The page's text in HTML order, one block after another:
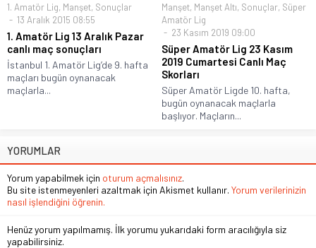
1. Amatör Lig, Manşet, Sonuçlar
13 Aralık 2015 08:55
1. Amatör Lig 13 Aralık Pazar
canlı maç sonuçları
İstanbul 1. Amatör Lig’de 9. hafta
maçları bugün oynanacak
maçlarla...
Manşet, Manşet Altı, Sonuçlar, Süper
Amatör Lig
23 Kasım 2019 09:00
Süper Amatör Lig 23 Kasım
2019 Cumartesi Canlı Maç
Skorları
Süper Amatör Ligde 10. hafta,
bugün oynanacak maçlarla
başlıyor. Maçların...
YORUMLAR
Yorum yapabilmek için oturum açmalısınız.
Bu site istenmeyenleri azaltmak için Akismet kullanır. Yorum verilerinizin
nasıl işlendiğini öğrenin.
Henüz yorum yapılmamış. İlk yorumu yukarıdaki form aracılığıyla siz
yapabilirsiniz.